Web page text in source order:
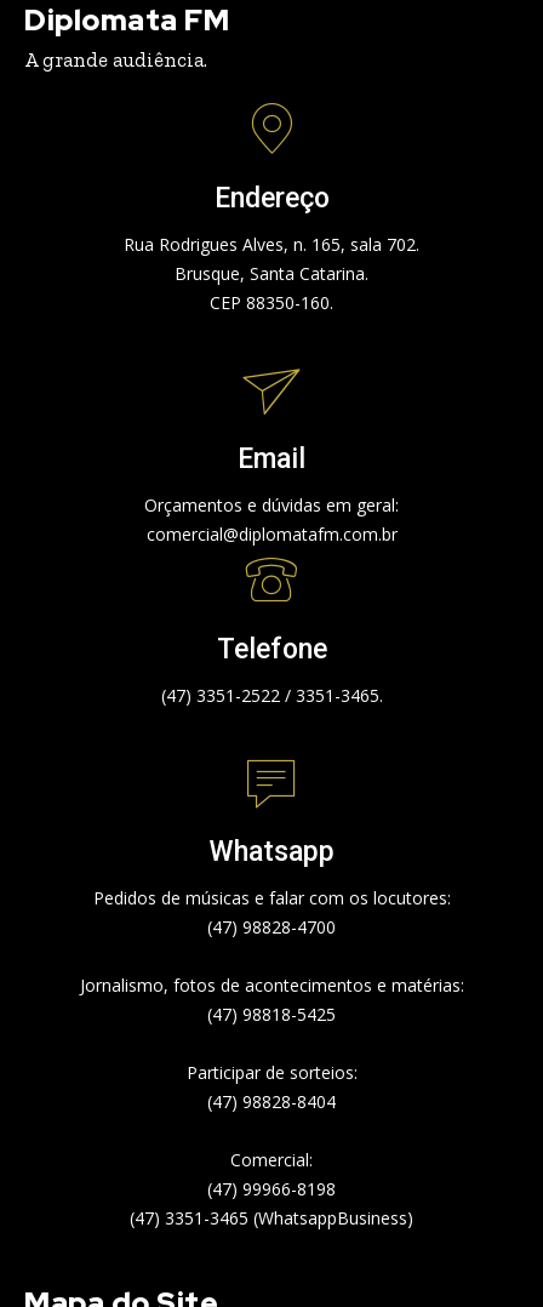
Diplomata FM
A grande audiência.
Endereço
Rua Rodrigues Alves, n. 165, sala 702.
Brusque, Santa Catarina.
CEP 88350-160.
Email
Orçamentos e dúvidas em geral:
comercial@diplomatafm.com.br
Telefone
(47) 3351-2522 / 3351-3465.
Whatsapp
Pedidos de músicas e falar com os locutores:
(47) 98828-4700
Jornalismo, fotos de acontecimentos e matérias:
(47) 98818-5425
Participar de sorteios:
(47) 98828-8404
Comercial:
(47) 99966-8198
(47) 3351-3465 (WhatsappBusiness)